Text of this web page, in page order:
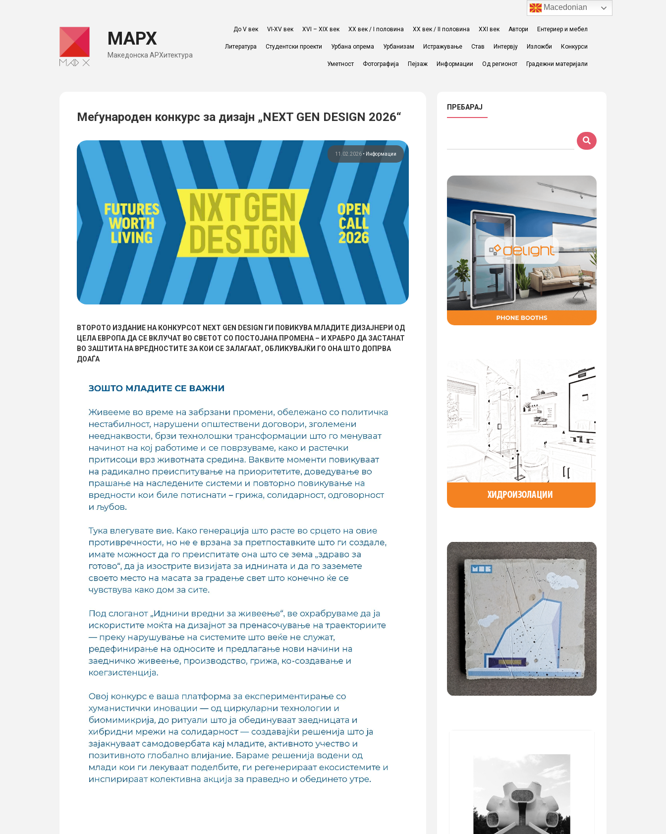
МАРХ
Македонска АРХитектура
До V век VI-XV век XVI – XIX век ХХ век / I половина ХХ век / II половина XXI век Автори Ентериер и мебел
Литература Студентски проекти Урбана опрема Урбанизам Истражување Став Интервју Изложби Конкурси
Уметност Фотографија Пејзаж Информации Од регионот Градежни материјали
Меѓународен конкурс за дизајн „NEXT GEN DESIGN 2026“
11.02.2026• Информации
ВТОРОТО ИЗДАНИЕ НА КОНКУРСОТ NEXT GEN DESIGN ГИ ПОВИКУВА МЛАДИТЕ ДИЗАЈНЕРИ ОД
ЦЕЛА ЕВРОПА ДА СЕ ВКЛУЧАТ ВО СВЕТОТ СО ПОСТОЈАНА ПРОМЕНА – И ХРАБРО ДА ЗАСТАНАТ
ВО ЗАШТИТА НА ВРЕДНОСТИТЕ ЗА КОИ СЕ ЗАЛАГААТ, ОБЛИКУВАЈЌИ ГО ОНА ШТО ДОПРВА
ДОАЃА
ПРЕБАРАЈ
Macedonian